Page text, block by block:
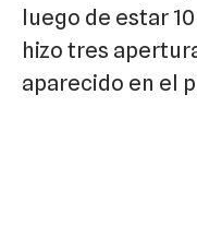
luego de estar
hizo tres
aparecido en el